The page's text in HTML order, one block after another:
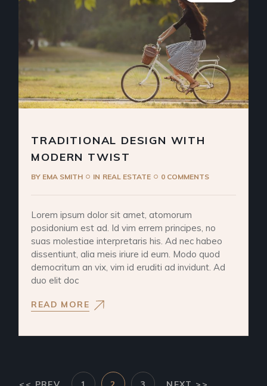
TRADITIONAL DESIGN WITH
MODERN TWIST
BY EMA SMITH IN REAL ESTATE 0 COMMENTS
Lorem ipsum dolor sit amet, atomorum
posidonium est ad. Id vim errem principes, no
suas molestiae interpretaris his. Ad nec habeo
dissentiunt, alia meis iriure id eum. Modo quod
democritum an vix, vim id eruditi ad invidunt. Ad
duo elit doc
READ MORE